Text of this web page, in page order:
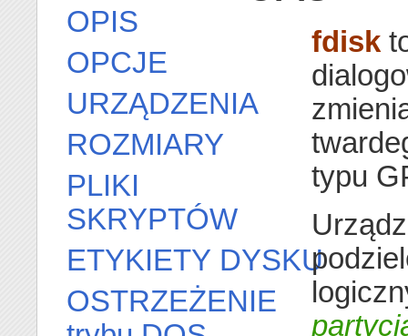
fdisk
typu
OPIS
OPCJE
URZĄDZENIA
ROZMIARY
PLIKI
SKRYPTÓW
ETYKIETY DYSKU
OSTRZEŻENIE